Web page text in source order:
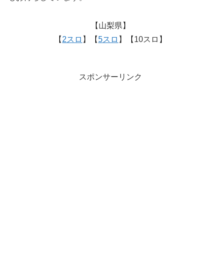
【山梨県】
【 2スロ 】【5スロ 】【10スロ】
スポンサーリンク